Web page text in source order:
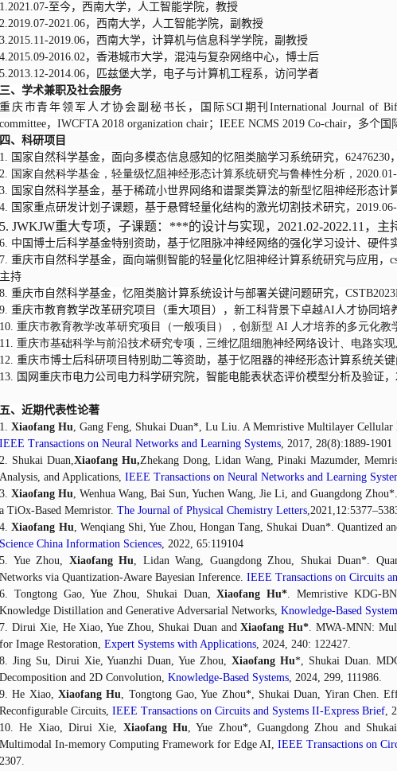
1.2021.07-至今，西南大学，人工智能学院，教授
2.2019.07-2021.06，西南大学，人工智能学院，副教授
3.2015.11-2019.06，西南大学，计算机与信息科学学院，副教授
4.2015.09-2016.02，香港城市大学，混沌与复杂网络中心，博士后
5.2013.12-2014.06，匹兹堡大学，电子与计算机工程系，访问学者
三、学术兼职及社会服务
重庆市青年领军人才协会副秘书长，国际SCI期刊International Journal of
committee，IWCFTA 2018 organization chair；IEEE NCMS 2019 Co-chair，多个
四、科研项目
1. 国家自然科学基金，面向多模态信息感知的忆阻类脑学习系统研究，62476230
2. 国家自然科学基金，轻量级忆阻神经形态计算系统研究与鲁棒性分析，
3. 国家自然科学基金，基于稀疏小世界网络和谱聚类算法的新型忆阻神经形态计
4. 国家重点研发计划子课题，基于悬臂轻量化结构的激光切割技术研究，
5. JWKJW重大专项，子课题：***的设计与实现，2021.02-2022.11，主
6. 中国博士后科学基金特别资助，基于忆阻脉冲神经网络的强化学习设计、硬件
7. 重庆市自然科学基金，面向端侧智能的轻量化忆阻神经计算系统研究与应用，
主持
8. 重庆市自然科学基金，忆阻类脑计算系统设计与部署关键问题研究，
9. 重庆市教育教学改革研究项目（重大项目），新工科背景下卓越AI人才协同培
10. 重庆市教育教学改革研究项目（一般项目），创新型 AI 人才培养的多元化教
11. 重庆市基础科学与前沿技术研究专项，三维忆阻细胞神经网络设计、电路实
12. 重庆市博士后科研项目特别助二等资助，基于忆阻器的神经形态计算系统关键
13. 国网重庆市电力公司电力科学研究院，智能电能表状态评价模型分析及验证，
五、近期代表性论著
1. Xiaofang Hu, Gang Feng, Shukai Duan*, Lu Liu. A Memristive Multilayer
IEEE Transactions on Neural Networks and Learning Systems, 2017, 28(8):1889-1901
2. Shukai Duan,Xiaofang Hu,Zhekang Dong, Lidan Wang, Pinaki Mazumder,
Analysis, and Applications, IEEE Transactions on Neural Networks and Learning
3. Xiaofang Hu, Wenhua Wang, Bai Sun, Yuchen Wang, Jie Li, and Guangdong
a TiOx-Based Memristor. The Journal of Physical Chemistry Letters
4.Xiaofang Hu, Wenqiang Shi, Yue Zhou, Hongan Tang, Shukai Duan*. Quantized
Science China Information Sciences, 2022, 65:119104
5. Yue Zhou, Xiaofang Hu, Lidan Wang, Guangdong Zhou, Shukai Duan*.
Networks via Quantization-Aware Bayesian Inference. IEEE Transactions on Circuits
6. Tongtong Gao, Yue Zhou, Shukai Duan,Xiaofang Hu*. Memristive KDG-
Knowledge Distillation and Generative Adversarial Networks, Knowledge-Based
7. Dirui Xie, He Xiao, Yue Zhou, Shukai Duan andXiaofang Hu*. MWA-MNN:
for Image Restoration, Expert Systems with Applications, 2024, 240: 122427.
8. Jing Su, Dirui Xie, Yuanzhi Duan, Yue Zhou,Xiaofang Hu*, Shukai Duan.
Decomposition and 2D Convolution, Knowledge-Based Systems, 2024, 299, 111986.
9. He Xiao, Xiaofang Hu, Tongtong Gao, Yue Zhou*, Shukai Duan, Yiran Chen.
Reconfigurable Circuits, IEEE Transactions on Circuits and Systems II-Express Brief,
10. He Xiao, Dirui Xie, Xiaofang Hu, Yue Zhou*, Guangdong Zhou and
Multimodal In-memory Computing Framework for Edge AI, IEEE Transactions on
2307.